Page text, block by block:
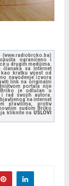
ograničeno i
u drugim medijima.
sa Internet
kao kratku vijest od
navođenje izvora
link na originalni
portala nije
je odlučan u
i rad svojih autora.
na internet
pravilima, protiv
sudom Brčko
kliknite na USLOVI